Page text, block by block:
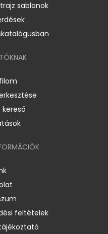
sablonok
feltételek